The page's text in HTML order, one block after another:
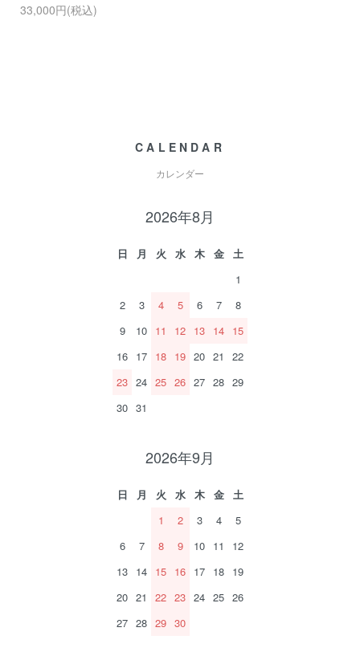
33,000円(税込)
CALENDAR
カレンダー
2026年8月
日 月 火 水 木 金
土
1
2
3 4 5 6 7
8
9
10 11 12 13 14 15
16 17 18 19 20 21
22
23 24 25 26 27 28 29
30 31
2026年9月
日 月 火 水 木 金
土
1
2 3 4
5
6
7 8 9 10 11
12
13 14 15 16 17 18 19
20 21 22 23 24 25 26
27 28 29 30